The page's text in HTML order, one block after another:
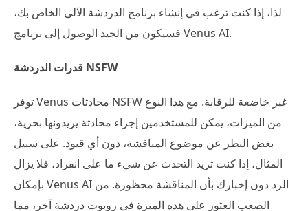
لذا، إذا كنت ترغب في إنشاء برنامج الدردشة الآلي الخاص بك،
فسيكون من الجيد الوصول إلى برنامج Venus AI.
قدرات الدردشة NSFW
توفر Venus محادثات NSFW غير خاضعة للرقابة. مع هذا النوع
من الميزات، يمكن للمستخدمين إجراء محادثة يريدونها بحرية،
بغض النظر عن موضوع المناقشة، دون أي قيود. على سبيل
المثال، إذا كنت تريد التحدث عن شيء ما على انفراد، فلا يزال
بإمكان Venus AI الرد دون إخبارك بأن المناقشة محظورة. من
الصعب العثور على هذه الميزة في روبوت دردشة آخر، مما